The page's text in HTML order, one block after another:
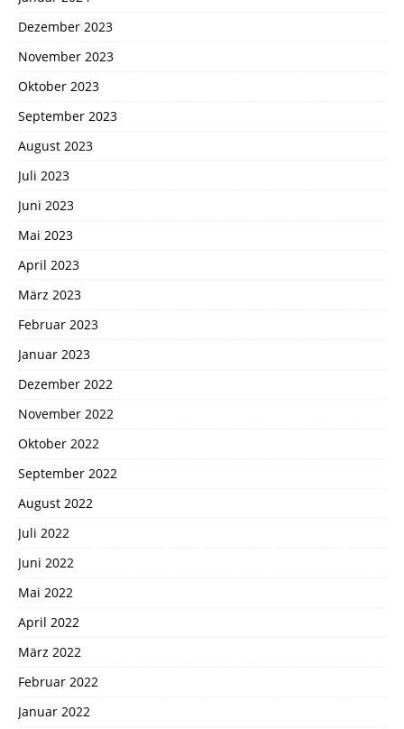
Dezember 2023
November 2023
Oktober 2023
September 2023
August 2023
Juli 2023
Juni 2023
Mai 2023
April 2023
März 2023
Februar 2023
Januar 2023
Dezember 2022
November 2022
Oktober 2022
September 2022
August 2022
Juli 2022
Juni 2022
Mai 2022
April 2022
März 2022
Februar 2022
Januar 2022